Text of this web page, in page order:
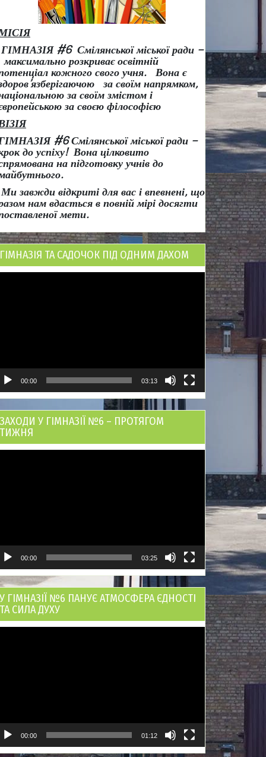
ГІМНАЗІЯ #6 Смілянської міської ради –
розкриває освітній
кожного свого учня.
Вона є
’язберігаючою за своїм напрямком,
за своїм змістом і
за своєю філософією
#6 Смілянської міської ради –
до успіху! Вона цілковито
на підготовку учнів до
Ми завжди відкриті для вас і впевнені, що
нам вдасться в повній мірі досягти
мети.
ГІМНАЗІЯ ТА САДОЧОК ПІД ОДНИМ ДАХОМ
00:00 03:13
ЗАХОДИ У ГІМНАЗІЇ №6 – ПРОТЯГОМ
ТИЖНЯ
00:00 03:25
У ГІМНАЗІЇ №6 ПАНУЄ АТМОСФЕРА ЄДНОСТІ
ТА СИЛА ДУХУ
00:00 01:12